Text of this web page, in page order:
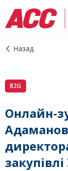
Назад
B2G
Онлайн-